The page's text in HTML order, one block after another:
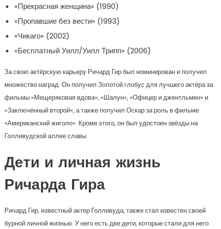
«Прекрасная женщина» (1990)
«Пропавшие без вести» (1993)
«Чикаго» (2002)
«Бесплатный Уилл/Уилл Трипп» (2006)
За свою актёрскую карьеру Ричард Гир был номинирован и получил
множество наград. Он получил Золотой глобус для лучшего актёра за
фильмы «Мещеряковая вдова», «Шалун», «Офицер и джентльмен» и
«Заключённый второй», а также получил Оскар за роль в фильме
«Американский жиголо». Кроме этого, он был удостоен звёзды на
Голливудской аллее славы.
Дети и личная жизнь
Ричарда Гира
Ричард Гир, известный актер Голливуда, также стал известен своей
бурной личной жизнью. У него есть две дети, которые стали для него